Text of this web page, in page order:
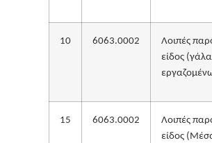
10 6063.0002
Λοιπές
είδος (γάλα
15 6063.0002
Λοιπές
είδος